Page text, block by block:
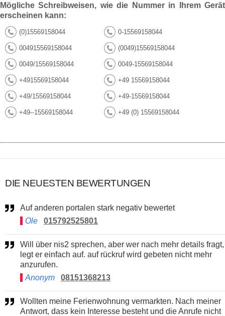
Mögliche Schreibweisen, wie die Nummer in Ihrem Gerät
erscheinen kann:
(0)15569158044 0-15569158044
004915569158044 (0049)15569158044
0049/15569158044 0049-15569158044
+4915569158044 +49 15569158044
+49/15569158044 +49-15569158044
+49--15569158044 +49 (0) 15569158044
DIE NEUESTEN BEWERTUNGEN
Auf anderen portalen stark negativ bewertet
Ole
015792525801
Will über nis2 sprechen, aber wer nach mehr details fragt,
legt er einfach auf. auf rückruf wird gebeten nicht mehr
anzurufen.
Anonym
08151368213
Wollten meine Ferienwohnung vermarkten. Nach meiner
Antwort, dass kein Interesse besteht und die Anrufe nicht